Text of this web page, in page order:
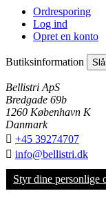
Ordresporing
Log ind
Opret en konto
Butiksinformation
Bellistri ApS
Bredgade 69b
1260 København K
Danmark
 +45 39274707
 info@bellistri.dk
Styr dine personlige